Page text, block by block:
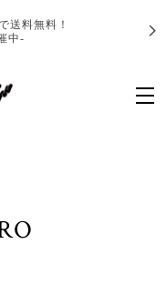
送料無料！
中-